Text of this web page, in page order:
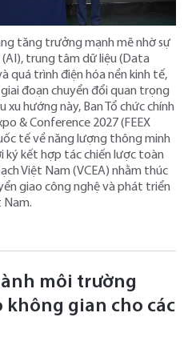
tăng trưởng mạnh mẽ nhờ sự
trung tâm dữ liệu (Data
quá trình điện hóa nền kinh tế,
đoạn chuyển đổi quan trọng
hướng này, Ban Tổ chức chính
& Conference 2027 (FEEX
tế về năng lượng thông minh
kết hợp tác chiến lược toàn
Việt Nam (VCEA) nhằm thúc
giao công nghệ và phát triển
Nam.
môi trường
không gian cho các